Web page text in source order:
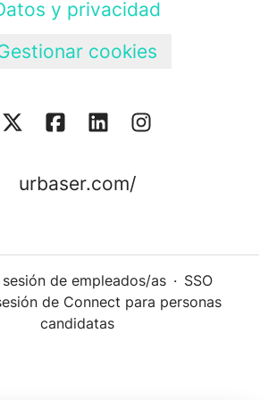
y privacidad
cookies
urbaser.com/
de empleados/as · SSO
de Connect para personas
candidatas